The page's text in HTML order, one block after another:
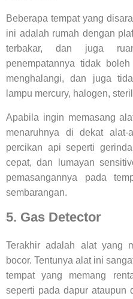
Beberapa tempat yang
ini adalah rumah dengan
terbakar, dan juga
penempatannya tidak
menghalangi, dan juga
lampu mercury, halogen,
Apabila ingin memasang
menaruhnya di dekat alat-
percikan api seperti
cepat, dan lumayan
pemasangannya pada
sembarangan.
5. Gas Detector
Terakhir adalah alat yang
bocor. Tentunya alat ini
tempat yang memang
seperti pada dapur ataupun